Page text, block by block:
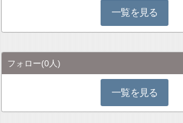
一覧を見る
フォロー(0人)
一覧を見る